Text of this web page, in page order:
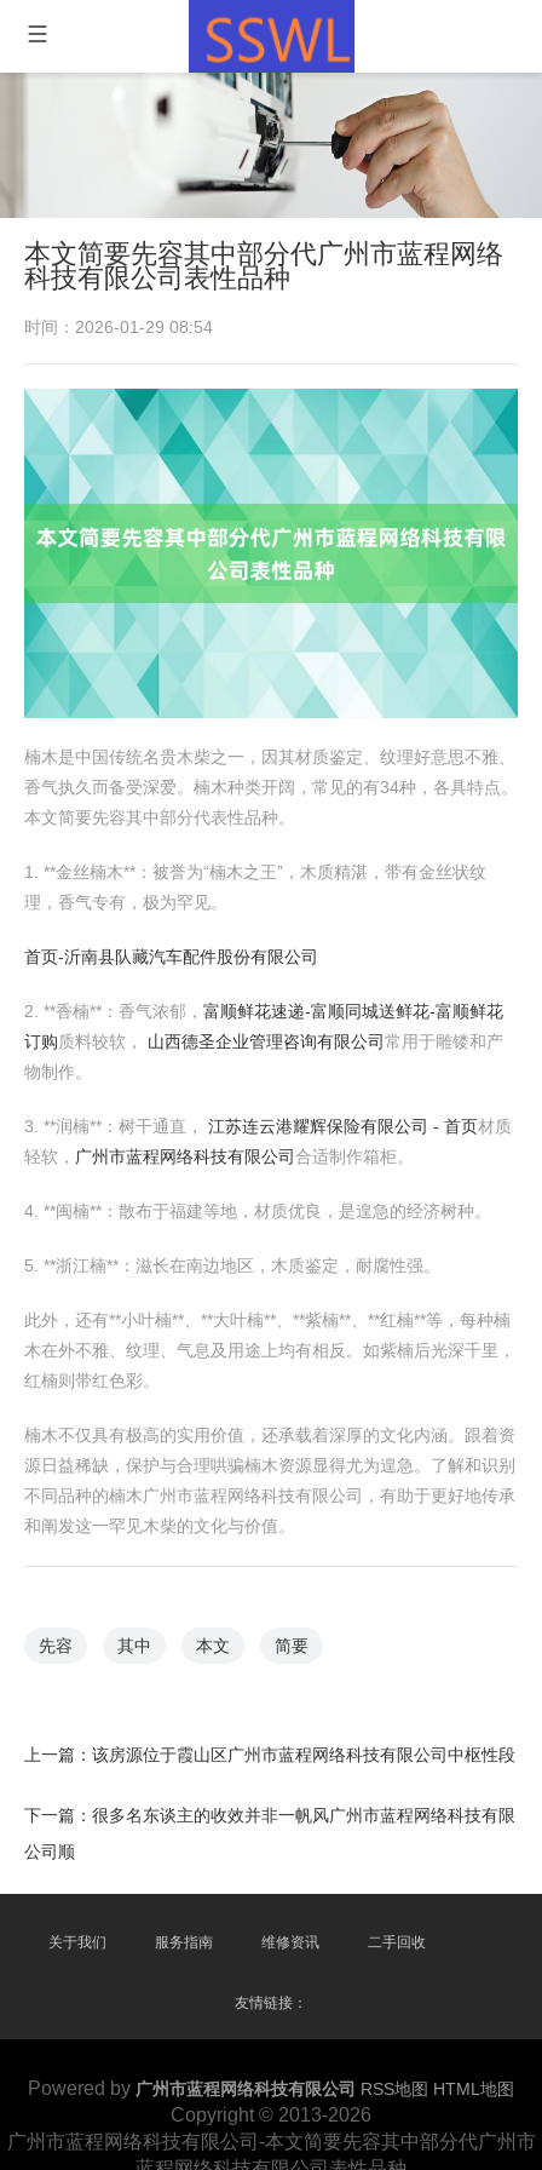
本文简要先容其中部分代广州市蓝程网络
科技有限公司表性品种
时间：2026-01-29 08:54
楠木是中国传统名贵木柴之一，因其材质鉴定、纹理好意思不雅、
香气执久而备受深爱。楠木种类开阔，常见的有34种，各具特点。
本文简要先容其中部分代表性品种。
1. **金丝楠木**：被誉为“楠木之王”，木质精湛，带有金丝状纹
理，香气专有，极为罕见。
首页-沂南县队藏汽车配件股份有限公司
2. **香楠**：香气浓郁， 富顺鲜花速递-富顺同城送鲜花-富顺鲜花
订购质料较软， 山西德圣企业管理咨询有限公司常用于雕镂和产
物制作。
3. **润楠**：树干通直， 江苏连云港耀辉保险有限公司 - 首页材质
轻软， 广州市蓝程网络科技有限公司合适制作箱柜。
4. **闽楠**：散布于福建等地，材质优良，是遑急的经济树种。
5. **浙江楠**：滋长在南边地区，木质鉴定，耐腐性强。
此外，还有**小叶楠**、**大叶楠**、**紫楠**、**红楠**等，每种楠
木在外不雅、纹理、气息及用途上均有相反。如紫楠后光深千里，
红楠则带红色彩。
楠木不仅具有极高的实用价值，还承载着深厚的文化内涵。跟着资
源日益稀缺，保护与合理哄骗楠木资源显得尤为遑急。了解和识别
不同品种的楠木广州市蓝程网络科技有限公司，有助于更好地传承
和阐发这一罕见木柴的文化与价值。
先容 其中 本文 简要
上一篇： 该房源位于霞山区广州市蓝程网络科技有限公司中枢性段
下一篇： 很多名东谈主的收效并非一帆风广州市蓝程网络科技有限
公司顺
关于我们 服务指南 维修资讯 二手回收
友情链接：
Powered by 广州市蓝程网络科技有限公司 RSS地图 HTML地图
Copyright © 2013-2026
广州市蓝程网络科技有限公司-本文简要先容其中部分代广州市